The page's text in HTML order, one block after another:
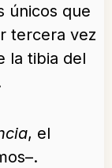
únicos que
tercera vez
la tibia del
, el